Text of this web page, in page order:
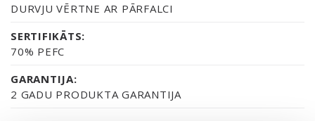
DURVJU VĒRTNE AR PĀRFALCI
SERTIFIKĀTS:
70% PEFC
GARANTIJA:
2 GADU PRODUKTA GARANTIJA